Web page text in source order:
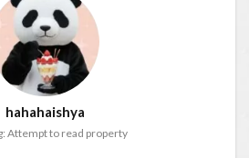
hahahaishya
Attempt to read property